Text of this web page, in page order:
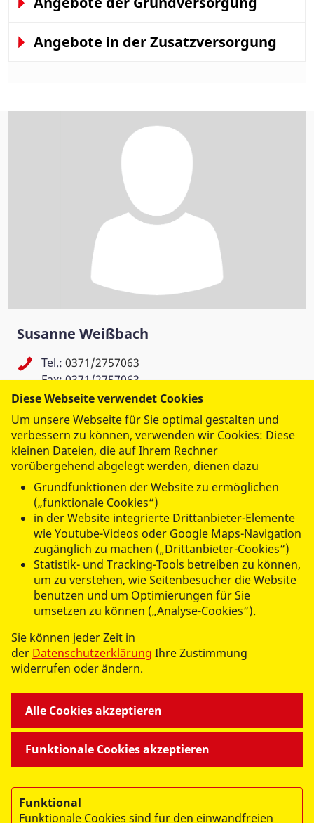
Angebote in der Zusatzversorgung
Susanne Weißbach
Tel.: 0371/2757063
Fax: 0371/2757063
wp-geibelhoehe@asb-ov-chemnitz.de
ASB Begegnungsstätte Wohn-Park
Geibelhöhe
A.-Jentzsch-Str. 1-17
09127 Chemnitz
UNSERE ANGEBOTE
WIR ÜBER UNS
Impressum
Diese Webseite verwendet Cookies
Um unsere Webseite für Sie optimal gestalten und
verbessern zu können, verwenden wir Cookies: Diese
kleinen Dateien, die auf Ihrem Rechner
vorübergehend abgelegt werden, dienen dazu
Grundfunktionen der Website zu ermöglichen
(„funktionale Cookies“)
in der Website integrierte Drittanbieter-Elemente
wie Youtube-Videos oder Google Maps-Navigation
zugänglich zu machen („Drittanbieter-Cookies“)
Statistik- und Tracking-Tools betreiben zu können,
um zu verstehen, wie Seitenbesucher die Website
benutzen und um Optimierungen für Sie
umsetzen zu können („Analyse-Cookies“).
Sie können jeder Zeit in
der Datenschutzerklärung Ihre Zustimmung
widerrufen oder ändern.
Funktionale Cookies akzeptieren
Alle Cookies akzeptieren
Funktional
Funktionale Cookies sind für den einwandfreien